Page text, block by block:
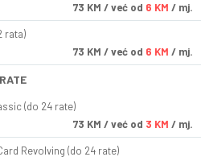
73 KM / već od 6 KM / mj.
rata)
73 KM / već od 6 KM / mj.
(do 24 rate)
73 KM / već od 3 KM / mj.
Revolving (do 24 rate)